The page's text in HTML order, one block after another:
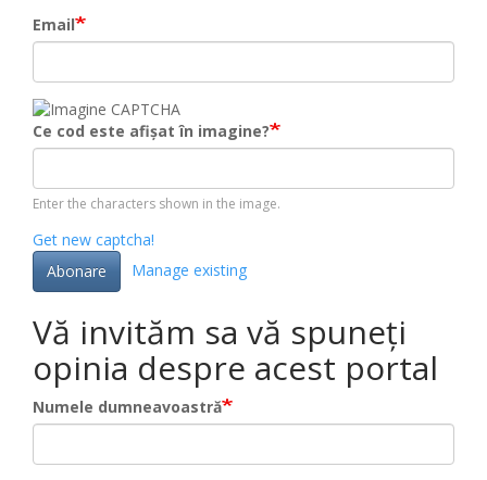
Email
Ce cod este afișat în imagine?
Enter the characters shown in the image.
Get new captcha!
Abonare
Manage existing
Vă invităm sa vă spuneți
opinia despre acest portal
Numele dumneavoastră